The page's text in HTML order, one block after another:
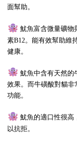
面幫助。
魷魚富含微量礦物
素B12。能有效幫助維
健康。
魷魚中含有天然的
效果。而牛磺酸對貓
功能。
魷魚的適口性很高
以抗拒。